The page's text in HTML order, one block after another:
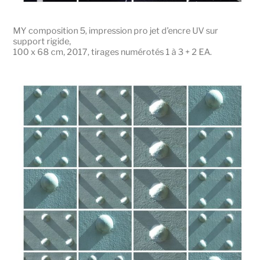
MY composition 5, impression pro jet d’encre UV sur
support rigide,
100 x 68 cm, 2017, tirages numérotés 1 à 3 + 2 EA.